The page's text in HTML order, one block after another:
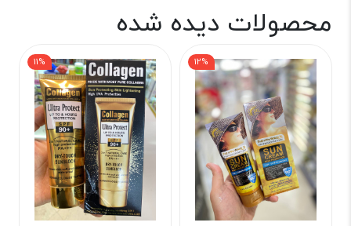
محصولات دیده شده
12%
11%